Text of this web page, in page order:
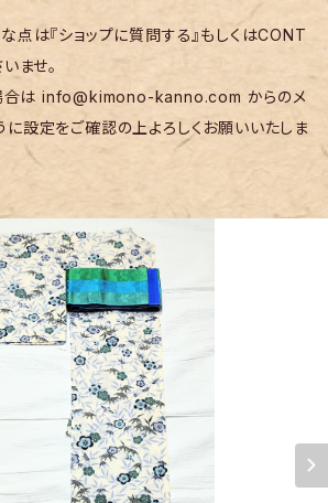
点は『ショップに質問する』もしくはCONT
ませ。
合はinfo@kimono-kanno.com からのメ
設定をご確認の上よろしくお願いいたしま